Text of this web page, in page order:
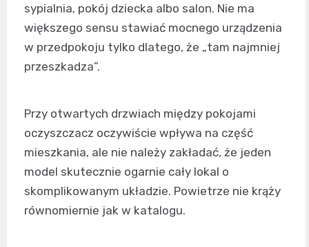
sypialnia, pokój dziecka albo salon. Nie ma
większego sensu stawiać mocnego urządzenia
w przedpokoju tylko dlatego, że „tam najmniej
przeszkadza”.
Przy otwartych drzwiach między pokojami
oczyszczacz oczywiście wpływa na część
mieszkania, ale nie należy zakładać, że jeden
model skutecznie ogarnie cały lokal o
skomplikowanym układzie. Powietrze nie krąży
równomiernie jak w katalogu.